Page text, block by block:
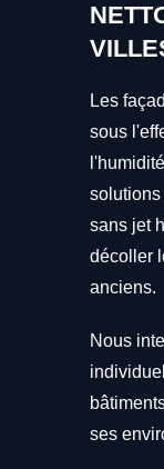
Les
sous
solutions
sans jet
décoller
anciens.
Nous
ses